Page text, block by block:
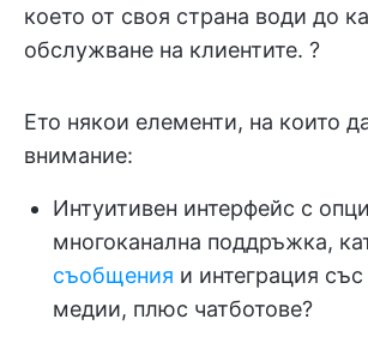
което от своя страна води до
обслужване на клиентите. ?
Ето някои елементи, на които
внимание:
Интуитивен интерфейс с
многоканална поддръжка,
съобщения и интеграция
медии, плюс чатботове?